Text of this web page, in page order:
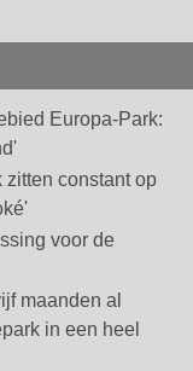
Europa-Park:
zitten constant op
voor de
maanden al
in een heel